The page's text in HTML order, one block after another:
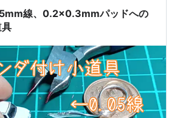
線、0.2x0.3mmパッドへの